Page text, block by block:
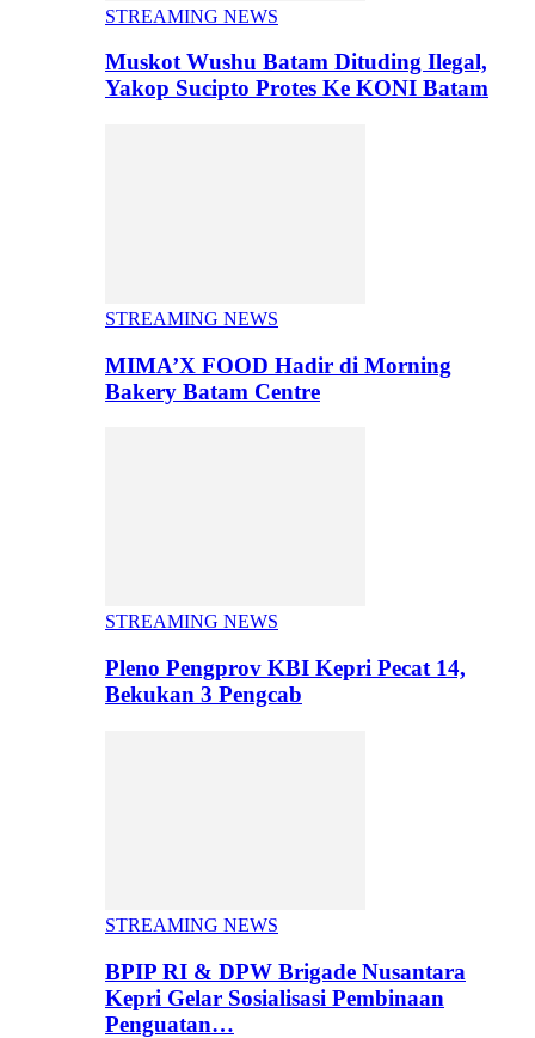
STREAMING NEWS
Muskot Wushu Batam Dituding Ilegal,
Yakop Sucipto Protes Ke KONI Batam
STREAMING NEWS
MIMA’X FOOD Hadir di Morning
Bakery Batam Centre
STREAMING NEWS
Pleno Pengprov KBI Kepri Pecat 14,
Bekukan 3 Pengcab
STREAMING NEWS
BPIP RI & DPW Brigade Nusantara
Kepri Gelar Sosialisasi Pembinaan
Penguatan…